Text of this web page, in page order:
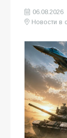
06.08.2026
Новости в